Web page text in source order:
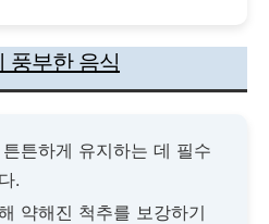
풍부한 음식
튼하게 유지하는 데 필수
.
약해진 척추를 보강하기